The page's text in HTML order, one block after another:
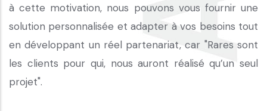
à cette motivation, nous pouvons vous fournir une
solution personnalisée et adapter à vos besoins tout
en développant un réel partenariat, car "Rares sont
les clients pour qui, nous auront réalisé qu’un seul
projet".